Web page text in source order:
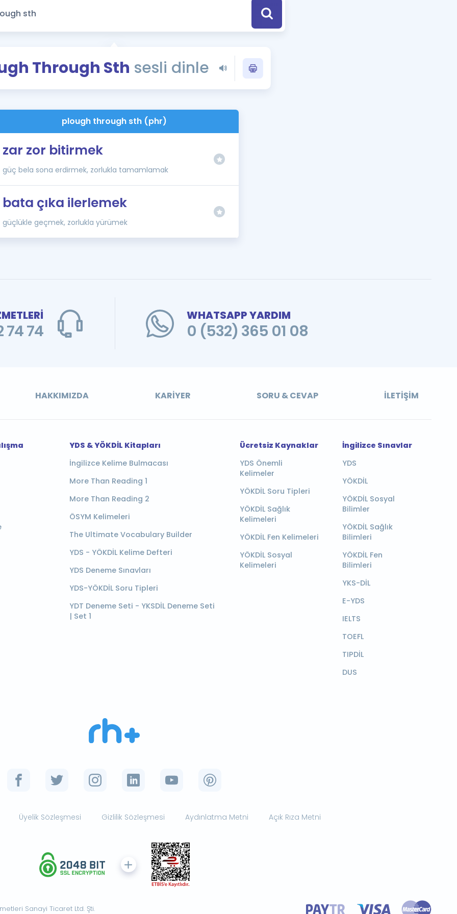
Eğitim ve Kitaplara Özel Fırsatlar
YDS - YÖKDİL Tüm Sınavlarla İlgili Haberler
İngilizce Gramer ve Konu Anlatımı
Through Sth sesli dinle
plough through sth (phr)
zar zor bitirmek
güç bela sona erdirmek, zorlukla tamamlamak
bata çıka ilerlemek
güçlükle geçmek, zorlukla yürümek
74
WHATSAPP YARDIM
0 (532) 365 01 08
HAKKIMIZDA KARIYER SORU & CEVAP İLETIŞIM
YDS & YÖKDİL Kitapları
İngilizce Kelime Bulmacası
More Than Reading 1
More Than Reading 2
ÖSYM Kelimeleri
The Ultimate Vocabulary Builder
YDS - YÖKDİL Kelime Defteri
YDS Deneme Sınavları
YDS-YÖKDİL Soru Tipleri
YDT Deneme Seti - YKSDİL Deneme Seti
| Set 1
Ücretsiz Kaynaklar
YDS Önemli
Kelimeler
YÖKDİL Soru Tipleri
YÖKDİL Sağlık
Kelimeleri
YÖKDİL Fen Kelimeleri
YÖKDİL Sosyal
Kelimeleri
İngilizce Sınavlar
YDS
YÖKDİL
YÖKDİL Sosyal
Bilimler
YÖKDİL Sağlık
Bilimleri
YÖKDİL Fen
Bilimleri
YKS-DİL
E-YDS
IELTS
TOEFL
TIPDİL
DUS
Üyelik Sözleşmesi Gizlilik Sözleşmesi Aydınlatma Metni Açık Rıza Metni
Sanayi Ticaret Ltd. Şti.